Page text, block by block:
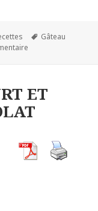
Mots-
Gâteau
ET